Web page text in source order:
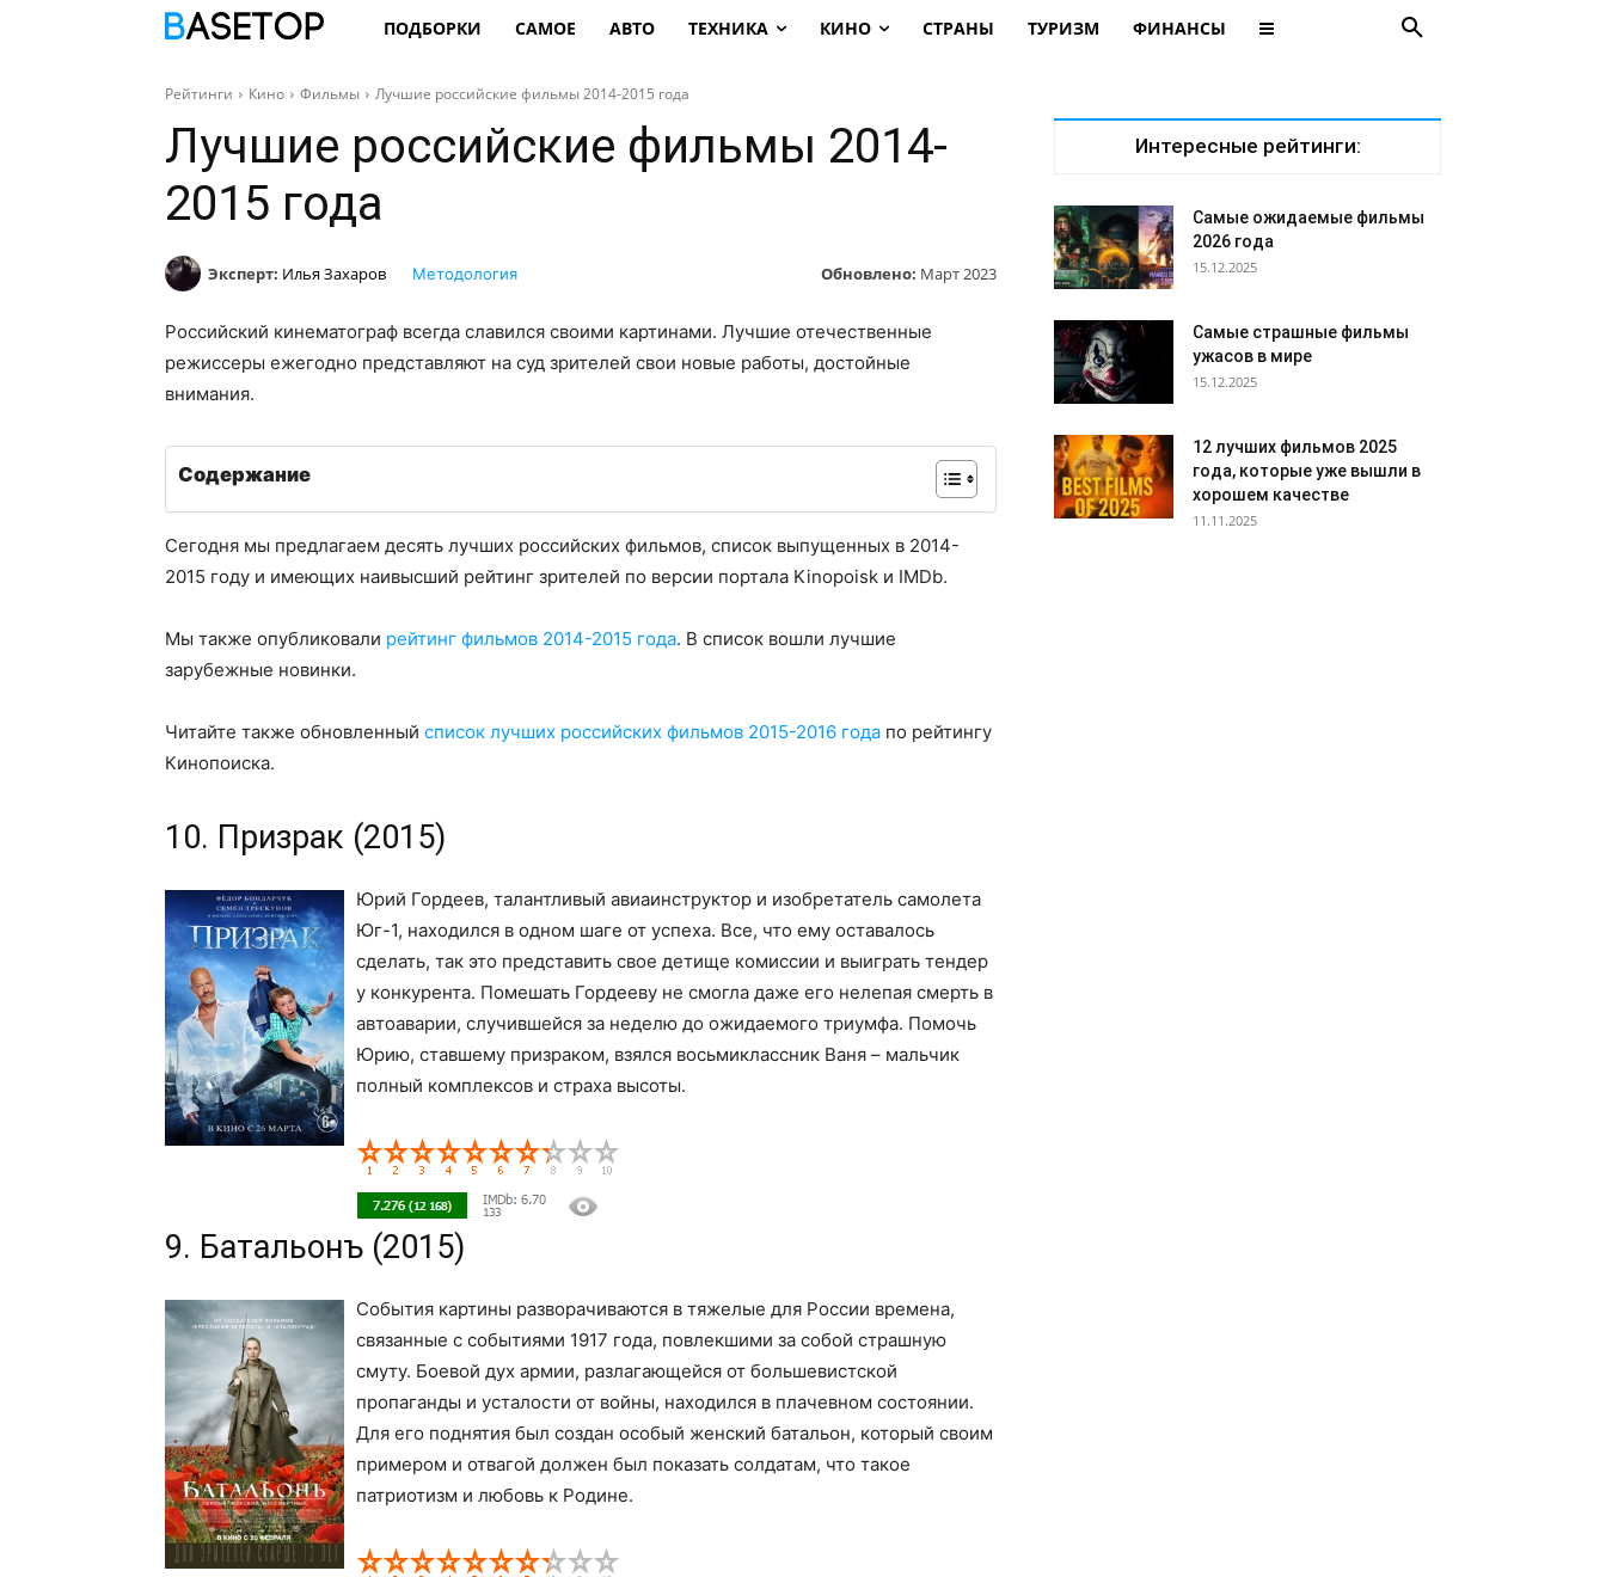
ПОДБОРКИ САМОЕ АВТО ТЕХНИКА КИНО СТРАНЫ ТУРИЗМ ФИНАНСЫ
Рейтинги Кино Фильмы Лучшие российские фильмы 2014-2015 года
Лучшие российские фильмы 2014-
2015 года
Эксперт: Илья Захаров Обновлено: Март 2023
Методология
Российский кинематограф всегда славился своими картинами. Лучшие отечественные
режиссеры ежегодно представляют на суд зрителей свои новые работы, достойные
внимания.
Содержание
Сегодня мы предлагаем десять лучших российских фильмов, список выпущенных в 2014-
2015 году и имеющих наивысший рейтинг зрителей по версии портала Kinopoisk и IMDb.
Мы также опубликовали рейтинг фильмов 2014-2015 года. В список вошли лучшие
зарубежные новинки.
Читайте также обновленный список лучших российских фильмов 2015-2016 года по рейтингу
Кинопоиска.
10. Призрак (2015)
Юрий Гордеев, талантливый авиаинструктор и изобретатель самолета
Юг-1, находился в одном шаге от успеха. Все, что ему оставалось
сделать, так это представить свое детище комиссии и выиграть тендер
у конкурента. Помешать Гордееву не смогла даже его нелепая смерть в
автоаварии, случившейся за неделю до ожидаемого триумфа. Помочь
Юрию, ставшему призраком, взялся восьмиклассник Ваня – мальчик
полный комплексов и страха высоты.
9. Батальонъ (2015)
События картины разворачиваются в тяжелые для России времена,
связанные с событиями 1917 года, повлекшими за собой страшную
смуту. Боевой дух армии, разлагающейся от большевистской
пропаганды и усталости от войны, находился в плачевном состоянии.
Для его поднятия был создан особый женский батальон, который своим
примером и отвагой должен был показать солдатам, что такое
патриотизм и любовь к Родине.
Интересные рейтинги:
Самые ожидаемые фильмы
2026 года
15.12.2025
Самые страшные фильмы
ужасов в мире
15.12.2025
12 лучших фильмов 2025
года, которые уже вышли в
хорошем качестве
11.11.2025